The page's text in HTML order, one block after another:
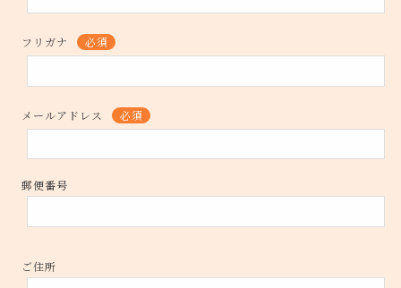
フリガナ 必須
メールアドレス 必須
郵便番号
ご住所